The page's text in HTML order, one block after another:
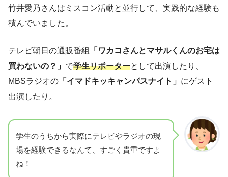
竹井愛乃さんはミスコン活動と並行して、実践的な経験も
積んでいました。
テレビ朝日の通販番組
「ワカコさんとマサルくんのお宅は
買わないの？」 で学生リポーターとして出演したり、
MBSラジオの 「イマドキッキャンパスナイト」 にゲスト
出演したり。
学生のうちから実際にテレビやラジオの現
場を経験できるなんて、すごく貴重ですよ
ね！